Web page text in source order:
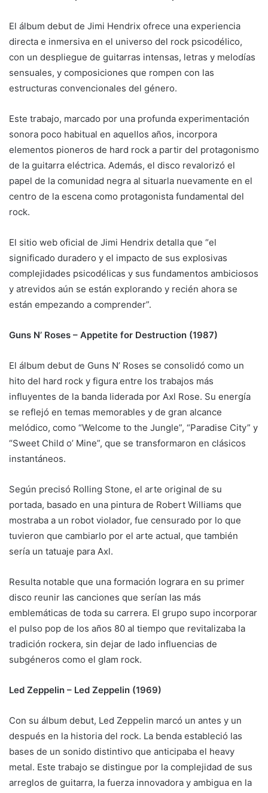
El álbum debut de Jimi Hendrix ofrece una experiencia
directa e inmersiva en el universo del rock psicodélico,
con un despliegue de guitarras intensas, letras y melodías
sensuales, y composiciones que rompen con las
estructuras convencionales del género.
Este trabajo, marcado por una profunda experimentación
sonora poco habitual en aquellos años, incorpora
elementos pioneros de hard rock a partir del protagonismo
de la guitarra eléctrica. Además, el disco revalorizó el
papel de la comunidad negra al situarla nuevamente en el
centro de la escena como protagonista fundamental del
rock.
El sitio web oficial de Jimi Hendrix detalla que “el
significado duradero y el impacto de sus explosivas
complejidades psicodélicas y sus fundamentos ambiciosos
y atrevidos aún se están explorando y recién ahora se
están empezando a comprender”.
Guns N’ Roses – Appetite for Destruction (1987)
El álbum debut de Guns N’ Roses se consolidó como un
hito del hard rock y figura entre los trabajos más
influyentes de la banda liderada por Axl Rose. Su energía
se reflejó en temas memorables y de gran alcance
melódico, como “Welcome to the Jungle”, “Paradise City” y
“Sweet Child o’ Mine”, que se transformaron en clásicos
instantáneos.
Según precisó Rolling Stone, el arte original de su
portada, basado en una pintura de Robert Williams que
mostraba a un robot violador, fue censurado por lo que
tuvieron que cambiarlo por el arte actual, que también
sería un tatuaje para Axl.
Resulta notable que una formación lograra en su primer
disco reunir las canciones que serían las más
emblemáticas de toda su carrera. El grupo supo incorporar
el pulso pop de los años 80 al tiempo que revitalizaba la
tradición rockera, sin dejar de lado influencias de
subgéneros como el glam rock.
Led Zeppelin – Led Zeppelin (1969)
Con su álbum debut, Led Zeppelin marcó un antes y un
después en la historia del rock. La benda estableció las
bases de un sonido distintivo que anticipaba el heavy
metal. Este trabajo se distingue por la complejidad de sus
arreglos de guitarra, la fuerza innovadora y ambigua en la